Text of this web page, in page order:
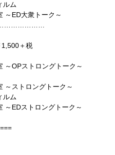
ルム
～ ED大衆トーク～
1,500＋税
～OPストロングトーク～
～ストロングトーク～
ルム
～ EDストロングトーク～